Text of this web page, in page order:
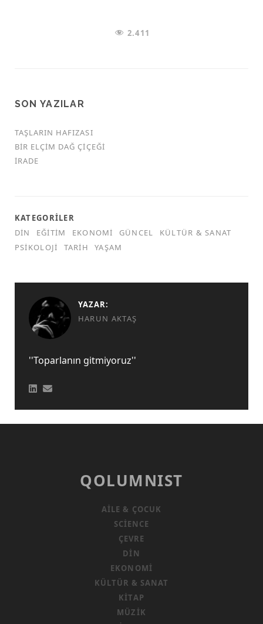
2.411
SON YAZILAR
TAŞLARIN HAFIZASI
BIR ELÇIM DAĞ ÇIÇEĞI
İRADE
KATEGORILER
DIN
EĞITIM EKONOMI GÜNCEL
KÜLTÜR & SANAT
PSIKOLOJI
TARIH YAŞAM
YAZAR:
HARUN AKTAŞ
''Toparlanın gitmiyoruz''
QOLUMNIST
AILE & ÇOCUK
SCIENCE
ÇEVRE
DIN
EKONOMI
KÜLTÜR & SANAT
KITAP
MÜZIK